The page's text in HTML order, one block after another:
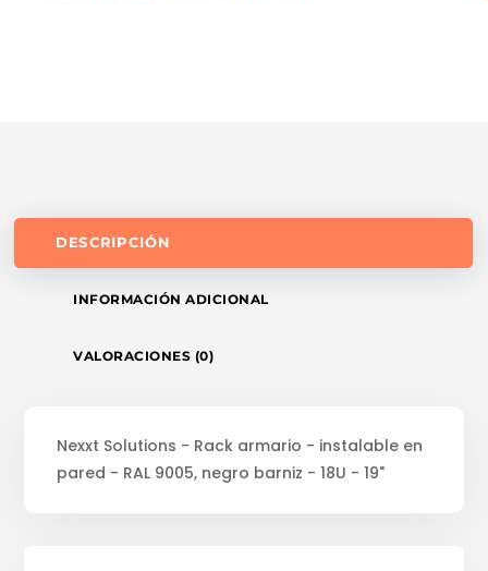
DESCRIPCIÓN
INFORMACIÓN ADICIONAL
VALORACIONES (0)
Nexxt Solutions - Rack armario - instalable en
pared - RAL 9005, negro barniz - 18U - 19"